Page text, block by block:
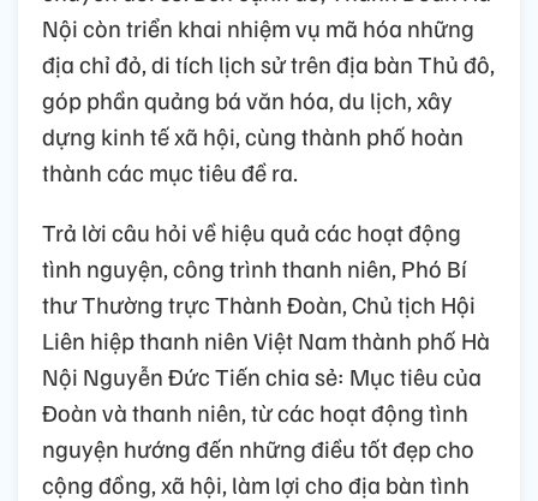
Nội còn triển khai nhiệm vụ mã hóa những
địa chỉ đỏ, di tích lịch sử trên địa bàn Thủ đô,
góp phần quảng bá văn hóa, du lịch, xây
dựng kinh tế xã hội, cùng thành phố hoàn
thành các mục tiêu đề ra.
Trả lời câu hỏi về hiệu quả các hoạt động
tình nguyện, công trình thanh niên, Phó Bí
thư Thường trực Thành Đoàn, Chủ tịch Hội
Liên hiệp thanh niên Việt Nam thành phố Hà
Nội Nguyễn Đức Tiến chia sẻ: Mục tiêu của
Đoàn và thanh niên, từ các hoạt động tình
nguyện hướng đến những điều tốt đẹp cho
cộng đồng, xã hội, làm lợi cho địa bàn tình